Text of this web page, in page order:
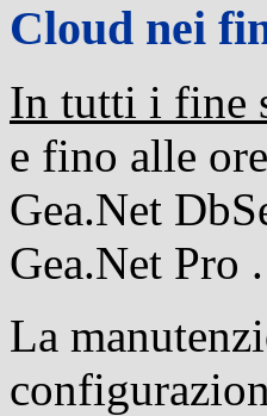
Cloud nei
In tutti i fine
e fino alle
Gea.Net
Gea.Net Pro .
La